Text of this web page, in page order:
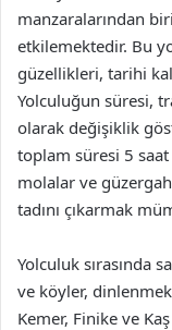
manzaralarından
etkilemektedir. Bu
güzellikleri, tarihi
Yolculuğun süresi,
olarak değişiklik
toplam süresi 5
molalar ve
tadını çıkarmak
Yolculuk sırasında
ve köyler,
Kemer, Finike ve